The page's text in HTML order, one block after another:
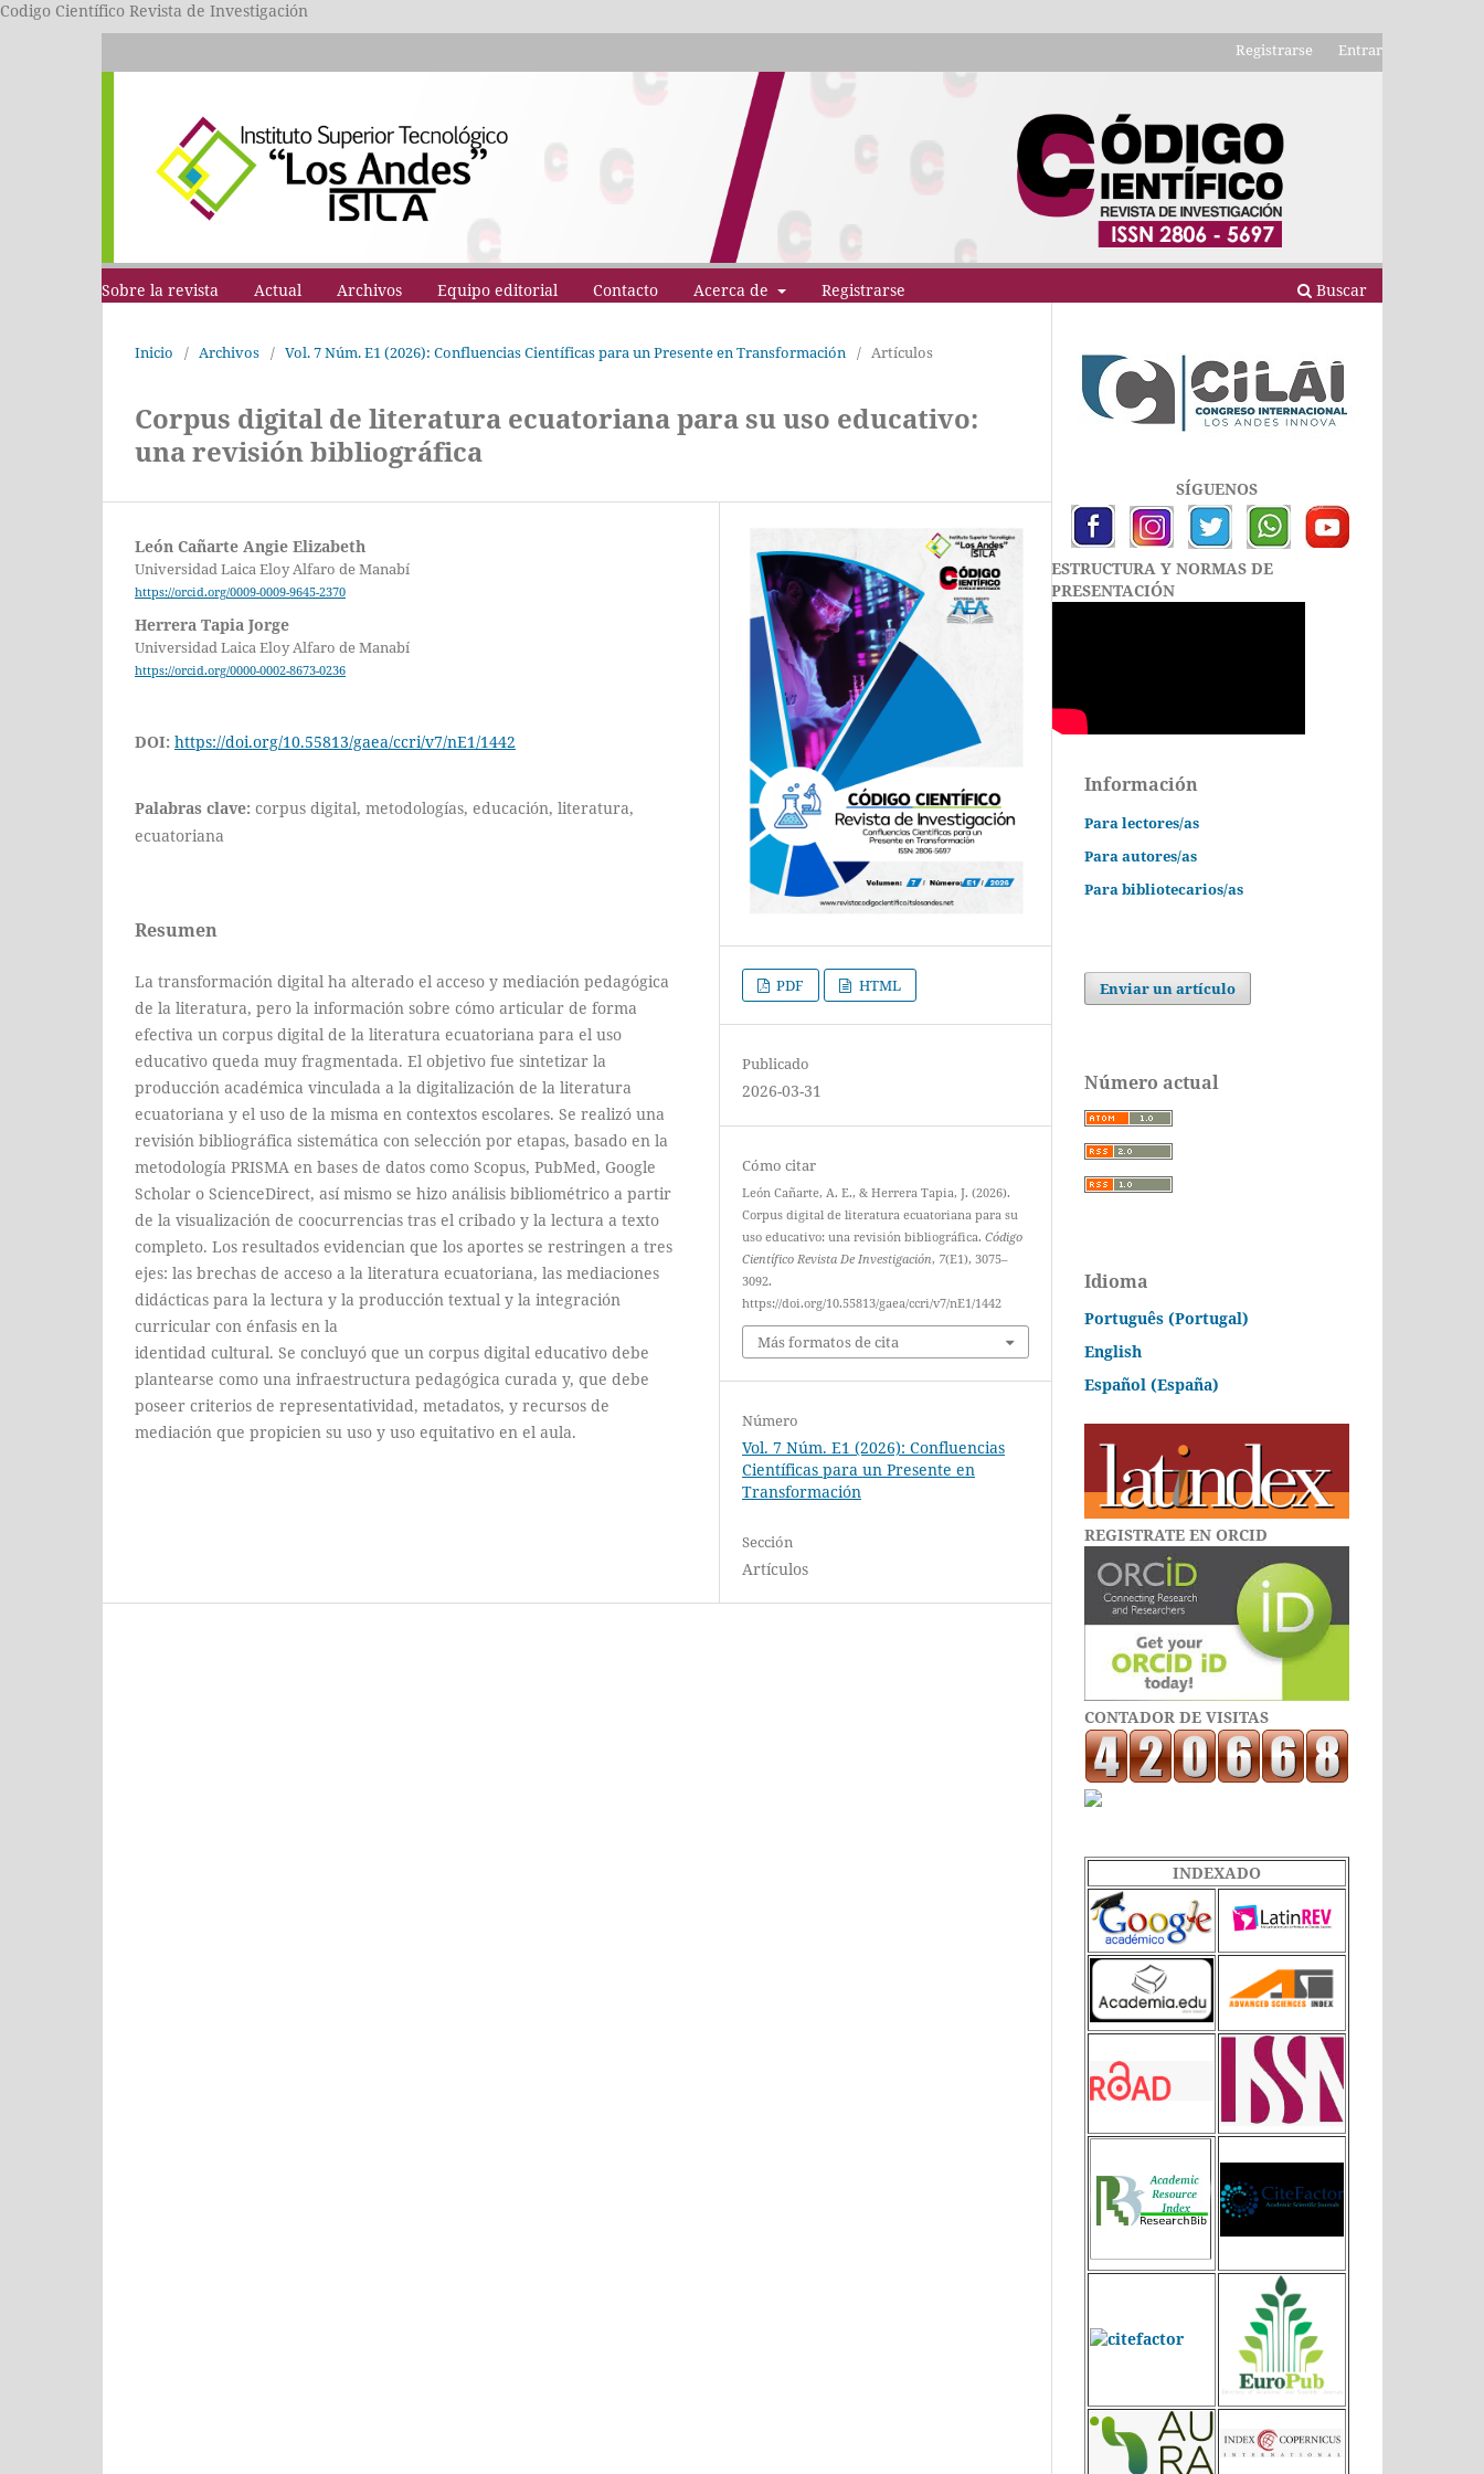
Codigo Científico Revista de Investigación
Sobre la revista Actual Archivos Equipo editorial Contacto Acerca de Registrarse Buscar
Registrarse Entrar
Inicio / Archivos / Vol. 7 Núm. E1 (2026): Confluencias Científicas para un Presente en Transformación / Artículos
Corpus digital de literatura ecuatoriana para su uso educativo:
una revisión bibliográfica
León Cañarte Angie Elizabeth
Universidad Laica Eloy Alfaro de Manabí
https://orcid.org/0009-0009-9645-2370
Herrera Tapia Jorge
Universidad Laica Eloy Alfaro de Manabí
https://orcid.org/0000-0002-8673-0236
DOI: https://doi.org/10.55813/gaea/ccri/v7/nE1/1442
Palabras clave: corpus digital, metodologías, educación, literatura,
ecuatoriana
Resumen
La transformación digital ha alterado el acceso y mediación pedagógica
de la literatura, pero la información sobre cómo articular de forma
efectiva un corpus digital de la literatura ecuatoriana para el uso
educativo queda muy fragmentada. El objetivo fue sintetizar la
producción académica vinculada a la digitalización de la literatura
ecuatoriana y el uso de la misma en contextos escolares. Se realizó una
revisión bibliográfica sistemática con selección por etapas, basado en la
metodología PRISMA en bases de datos como Scopus, PubMed, Google
Scholar o ScienceDirect, así mismo se hizo análisis bibliométrico a partir
de la visualización de coocurrencias tras el cribado y la lectura a texto
completo. Los resultados evidencian que los aportes se restringen a tres
ejes: las brechas de acceso a la literatura ecuatoriana, las mediaciones
didácticas para la lectura y la producción textual y la integración
curricular con énfasis en la
identidad cultural. Se concluyó que un corpus digital educativo debe
plantearse como una infraestructura pedagógica curada y, que debe
poseer criterios de representatividad, metadatos, y recursos de
mediación que propicien su uso y uso equitativo en el aula.
PDF HTML
Publicado
2026-03-31
Cómo citar
León Cañarte, A. E., & Herrera Tapia, J. (2026).
Corpus digital de literatura ecuatoriana para su
uso educativo: una revisión bibliográfica.Código
Científico Revista De Investigación, 7(E1), 3075–
3092.
https://doi.org/10.55813/gaea/ccri/v7/nE1/1442
Más formatos de cita
Número
Vol. 7 Núm. E1 (2026): Confluencias
Científicas para un Presente en
Transformación
Sección
Artículos
SÍGUENOS
ESTRUCTURA Y NORMAS DE
PRESENTACIÓN
Información
Para lectores/as
Para autores/as
Para bibliotecarios/as
Enviar un artículo
Número actual
Idioma
Português (Portugal)
English
Español (España)
REGISTRATE EN ORCID
CONTADOR DE VISITAS
INDEXADO